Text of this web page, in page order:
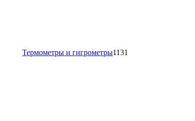
Термометры и гигрометры1131